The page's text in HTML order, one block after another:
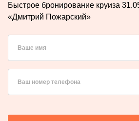
Быстрое бронирование круиза
«Дмитрий Пожарский»
Ваше имя
Ваш номер телефона